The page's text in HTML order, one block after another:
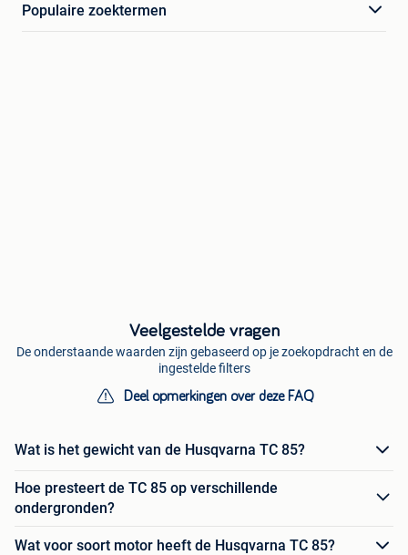
Populaire zoektermen
Veelgestelde vragen
De onderstaande waarden zijn gebaseerd op je zoekopdracht en de
ingestelde filters
Deel opmerkingen over deze FAQ
Wat is het gewicht van de Husqvarna TC 85?
Hoe presteert de TC 85 op verschillende
ondergronden?
Wat voor soort motor heeft de Husqvarna TC 85?